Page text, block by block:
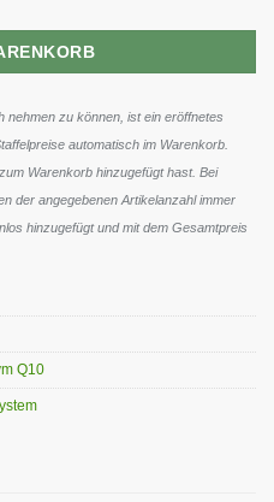
nehmen zu können, ist ein eröffnetes
automatisch im Warenkorb.
Warenkorb hinzugefügt hast. Bei
der angegebenen Artikelanzahl immer
hinzugefügt und mit dem Gesamtpreis
Q10